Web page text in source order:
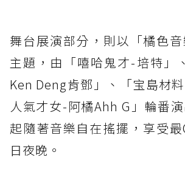
舞台展演部分，則以「橘色
主題，由「嘻哈鬼才-培特」
Ken Deng肯鄧」、「宝島材
人氣才女-阿橘Ahh G」輪番
起隨著音樂自在搖擺，享受
日夜晚。